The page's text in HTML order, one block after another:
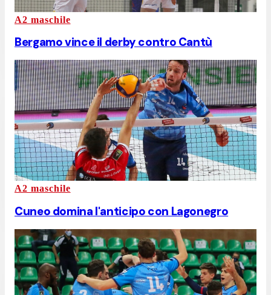
A2 maschile
Bergamo vince il derby contro Cantù
A2 maschile
Cuneo domina l'anticipo con Lagonegro